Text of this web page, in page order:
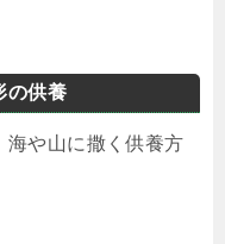
の供養
海や山に撒く供養方